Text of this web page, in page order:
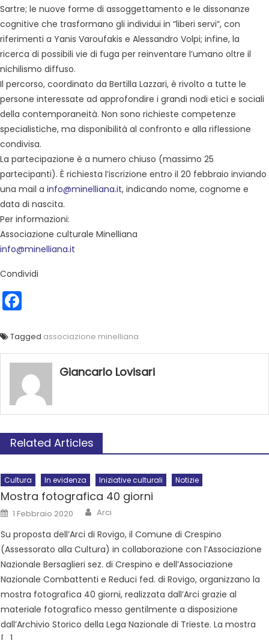
Sartre; le nuove forme di assoggettamento e le dissonanze
cognitive che trasformano gli individui in “liberi servi”, con
riferimenti a Yanis Varoufakis e Alessandro Volpi; infine, la
ricerca di possibili vie di fuga per reinventare l’umano oltre il
nichilismo diffuso.
Il percorso, coordinato da Bertilla Lazzari, è rivolto a tutte le
persone interessate ad approfondire i grandi nodi etici e sociali
della contemporaneità. Non sono richieste competenze
specialistiche, ma disponibilità al confronto e alla riflessione
condivisa.
La partecipazione è a numero chiuso (massimo 25
partecipanti). È richiesta l’iscrizione entro il 20 febbraio inviando
una mail a info@minelliana.it, indicando nome, cognome e
data di nascita.
Per informazioni:
Associazione culturale Minelliana
info@minelliana.it
Condividi
Tagged associazione minelliana
Giancarlo Lovisari
Related Articles
Cultura In evidenza Iniziative culturali Notizie
Mostra fotografica 40 giorni
1 Febbraio 2020 Arci
Su proposta dell’Arci di Rovigo, il Comune di Crespino
(Assessorato alla Cultura) in collaborazione con l’Associazione
Nazionale Bersaglieri sez. di Crespino e dell’Associazione
Nazionale Combattenti e Reduci fed. di Rovigo, organizzano la
mostra fotografica 40 giorni, realizzata dall’Arci grazie al
materiale fotografico messo gentilmente a disposizione
dall’Archivio Storico della Lega Nazionale di Trieste. La mostra